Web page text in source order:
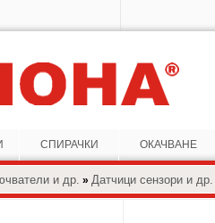
СПИРАЧКИ ОКАЧВАНЕ
и др. » Датчици сензори и др.